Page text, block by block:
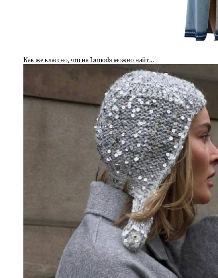
Как же классно, что на Lamoda можно найт…